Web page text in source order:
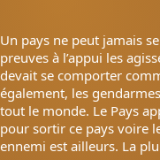
Un pays ne peut jamais
preuves à l’appui les
devait se comporter
également, les
tout le monde. Le Pays
pour sortir ce pays voire
ennemi est ailleurs. La